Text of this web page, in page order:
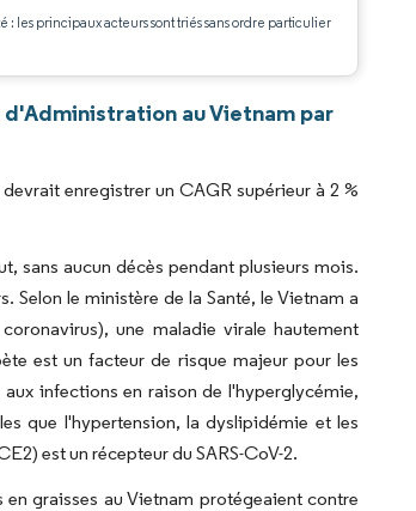
: les principaux acteurs sont triés sans ordre particulier
au Vietnam par
enregistrer un CAGR supérieur à 2 %
sans aucun décès pendant plusieurs mois.
Selon le ministère de la Santé, le Vietnam a
une maladie virale hautement
est un facteur de risque majeur pour les
infections en raison de l'hyperglycémie,
que l'hypertension, la dyslipidémie et les
est un récepteur du SARS-CoV-2.
graisses au Vietnam protégeaient contre